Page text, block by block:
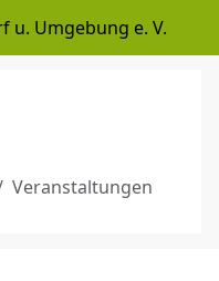
u. Umgebung e. V.
Veranstaltungen